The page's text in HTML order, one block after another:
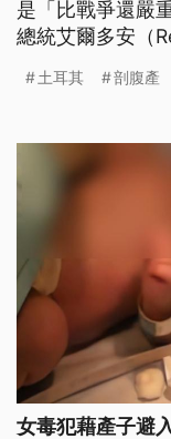
是「比戰爭還嚴
總統艾爾多安（
自然產的比例，
土耳其 剖腹產
女毒犯藉產子避